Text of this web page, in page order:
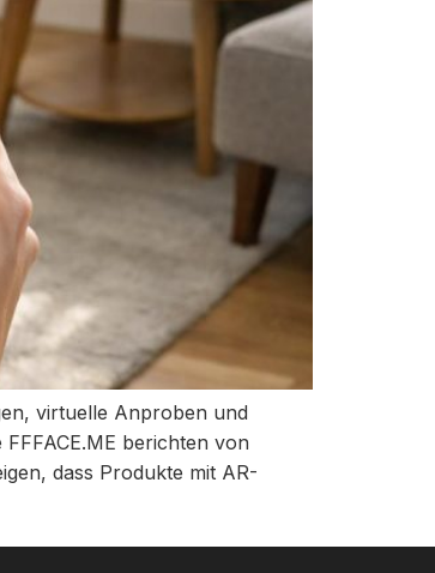
virtuelle Anproben und
berichten von
dass Produkte mit AR-